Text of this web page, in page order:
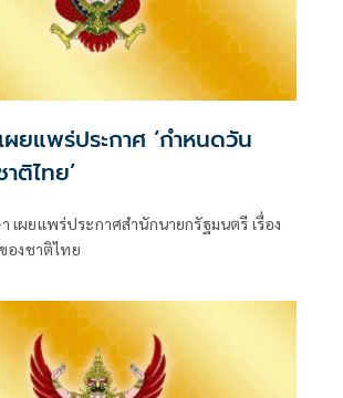
ผยแพร่ประกาศ ‘กำหนดวัน
ติไทย’
เผยแพร่ประกาศสำนักนายกรัฐมนตรี เรื่อง
องชาติไทย